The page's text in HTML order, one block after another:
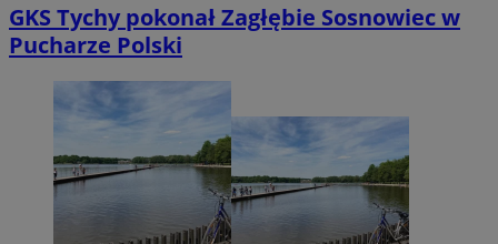
GKS Tychy pokonał Zagłębie Sosnowiec w
Pucharze Polski